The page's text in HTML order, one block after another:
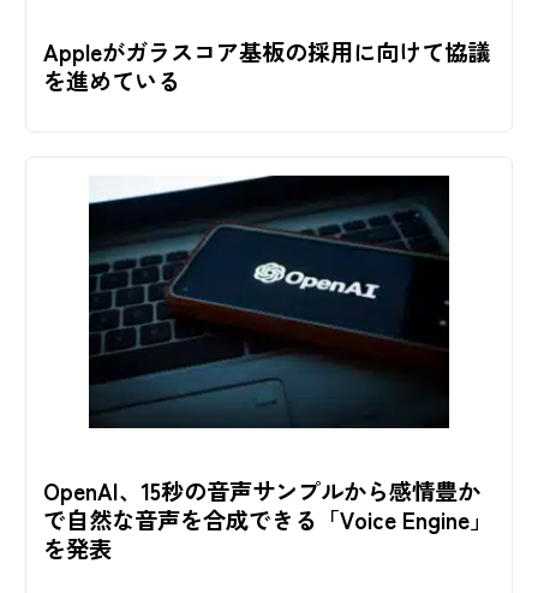
Appleがガラスコア基板の採用に向けて協議
を進めている
OpenAI、15秒の音声サンプルから感情豊か
で自然な音声を合成できる「Voice Engine」
を発表